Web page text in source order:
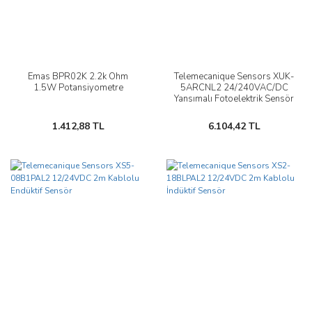
Emas BPR02K 2.2k Ohm
1.5W Potansiyometre
1.412,88 TL
Telemecanique Sensors XUK-
5ARCNL2 24/240VAC/DC
Yansımalı Fotoelektrik Sensör
6.104,42 TL